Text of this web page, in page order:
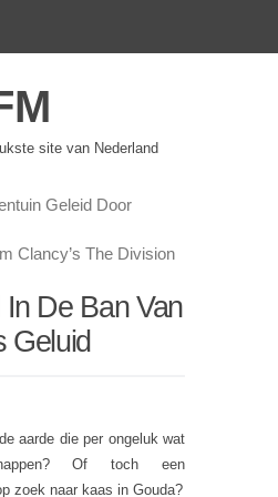
site van Nederland
Geleid Door
Clancy’s The Division
De Ban Van
Geluid
aarde die per ongeluk wat
Of toch een
zoek naar kaas in Gouda?